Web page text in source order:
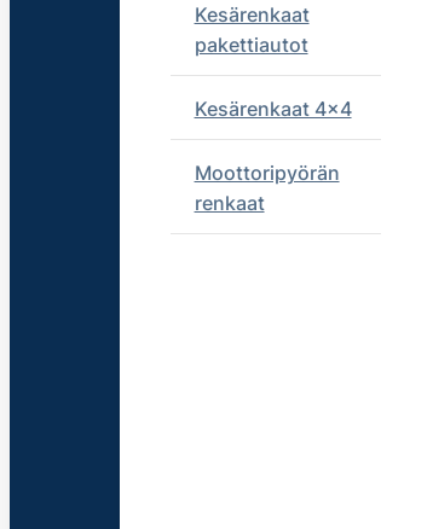
Kesärenkaat
pakettiautot
Kesärenkaat 4x4
Moottoripyörän
renkaat